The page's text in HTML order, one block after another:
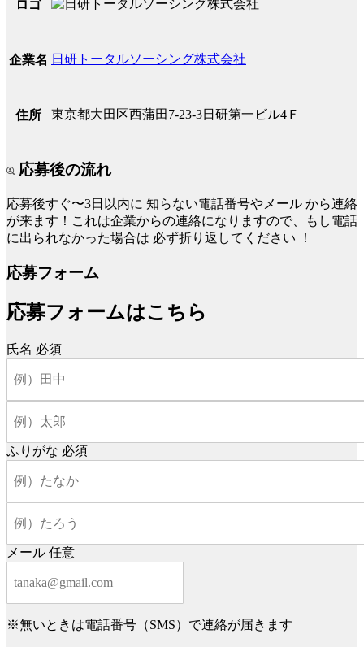
ロゴ
企業名 日研トータルソーシング株式会社
住所 東京都大田区西蒲田7-23-3日研第一ビル4Ｆ
応募後の流れ
応募後すぐ〜3日以内に 知らない電話番号やメール から連絡
が来ます！これは企業からの連絡になりますので、もし電話
に出られなかった場合は 必ず折り返してください ！
応募フォーム
応募フォームはこちら
氏名 必須
ふりがな 必須
メール 任意
※無いときは電話番号（SMS）で連絡が届きます